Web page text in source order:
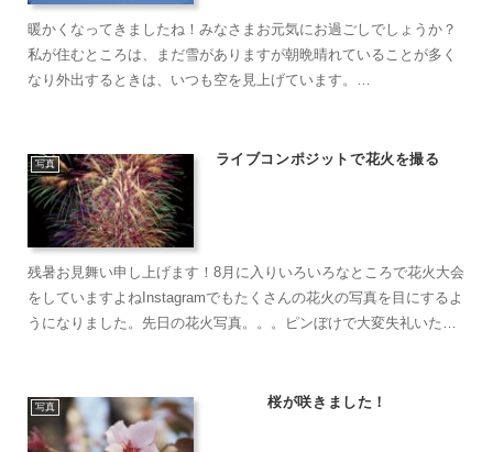
暖かくなってきましたね！みなさまお元気にお過ごしでしょうか？
私が住むところは、まだ雪がありますが朝晩晴れていることが多く
なり外出するときは、いつも空を見上げています。
写真 ライブコンポジットで花火を撮る
残暑お見舞い申し上げます！8月に入りいろいろなところで花火大会
をしていますよねInstagramでもたくさんの花火の写真を目にするよ
うになりました。先日の花火写真。。。ピンぼけで大変失礼いたし
写真 桜が咲きました！